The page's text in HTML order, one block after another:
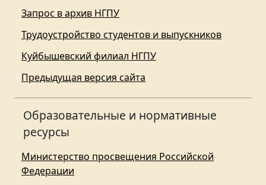
Запрос в архив НГПУ
Трудоустройство студентов и выпускников
Куйбышевский филиал НГПУ
Предыдущая версия сайта
Образовательные и нормативные
ресурсы
Министерство просвещения Российской
Федерации